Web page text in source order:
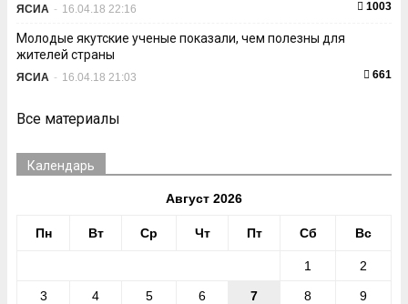
ЯСИА - 16.04.18 22:16 1003
Молодые якутские ученые показали, чем полезны для
жителей страны
ЯСИА - 16.04.18 21:03 661
Все материалы
Календарь
Август 2026
Пн Вт Ср Чт Пт Сб Вс
1 2
3 4 5 6 7 8 9